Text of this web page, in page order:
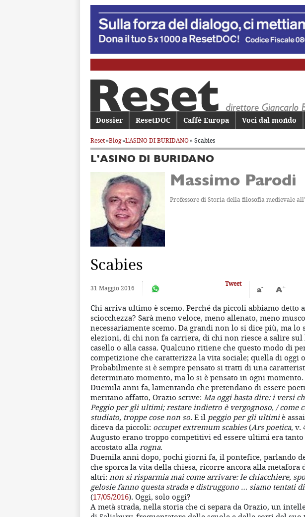
Menu principale
Vai al contenuto principale
Vai al contenuto secondario
Dossier ResetDOC Caffè Europa Voci dal mondo
Reset»Blog»L'ASINO DI BURIDANO» Scabies
L'ASINO DI BURIDANO
Massimo Parodi
Professore di Storia della filosofia medievale
Scabies
31 Maggio 2016
Tweet
a- A+
Chi arriva ultimo è scemo. Perché da piccoli abbiamo detto
sciocchezza? Sarà meno veloce, meno allenato, meno
necessariamente scemo. Da grandi non lo si dice più, ma lo
elezioni, di chi non fa carriera, di chi non riesce a salire sul
casello o alla cassa. Qualcuno ritiene che questo modo di
competizione che caratterizza la vita sociale; quella di oggi
Probabilmente si è sempre pensato si tratti di una
determinato momento, ma lo si è pensato in ogni momento.
Duemila anni fa, lamentando che pretendano di essere
meritano affatto, Orazio scrive: Ma oggi basta dire: i versi
Peggio per gli ultimi; restare indietro è vergognoso, / come
studiato, troppe cose non so. E il peggio per gli ultimiè
diceva da piccoli: occupet extremum scabies(Ars poetica, v.
Augusto erano troppo competitivi ed essere ultimi era
accostato alla rogna.
Duemila anni dopo, pochi giorni fa, il pontefice, parlando
che sporca la vita della chiesa, ricorre ancora alla
altri: non si risparmia mai come arrivare: le chiacchiere,
gelosie fanno questa strada e distruggono … siamo tentati
(17/05/2016). Oggi, solo oggi?
A metà strada, nella storia che ci separa da Orazio, un